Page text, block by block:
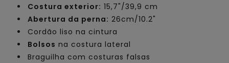
Costura exterior: 15,7"/39,9 cm
Abertura da perna: 26cm/10.2"
Cordão liso na cintura
Bolsos na costura lateral
Braguilha com costuras falsas